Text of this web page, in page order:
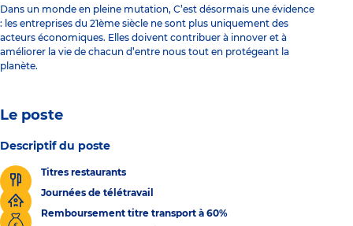
Dans un monde en pleine mutation, C’est désormais une évidence
: les entreprises du 21ème siècle ne sont plus uniquement des
acteurs économiques. Elles doivent contribuer à innover et à
améliorer la vie de chacun d’entre nous tout en protégeant la
planète.
Le poste
Descriptif du poste
Titres restaurants
Journées de télétravail
Remboursement titre transport à 60%